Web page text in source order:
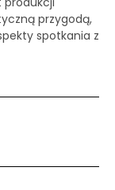
przygodą,
spotkania z